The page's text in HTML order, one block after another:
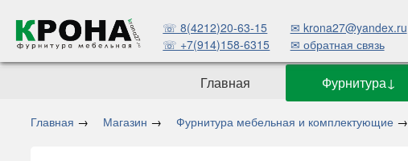
☏ 8(4212)20-63-15
☏ +7(914)158-6315
✉ krona27@yandex.ru
✉ обратная связь
Главная Фурнитура↓
Главная → Магазин → Фурнитура мебельная и комплектующие →